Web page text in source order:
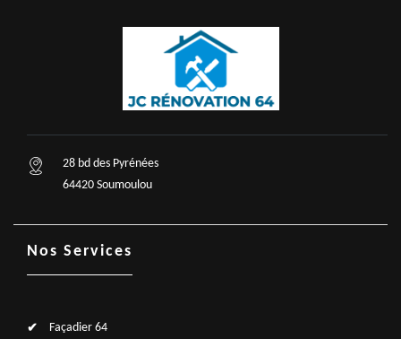
28 bd des Pyrénées
64420 Soumoulou
Nos Services
Façadier 64